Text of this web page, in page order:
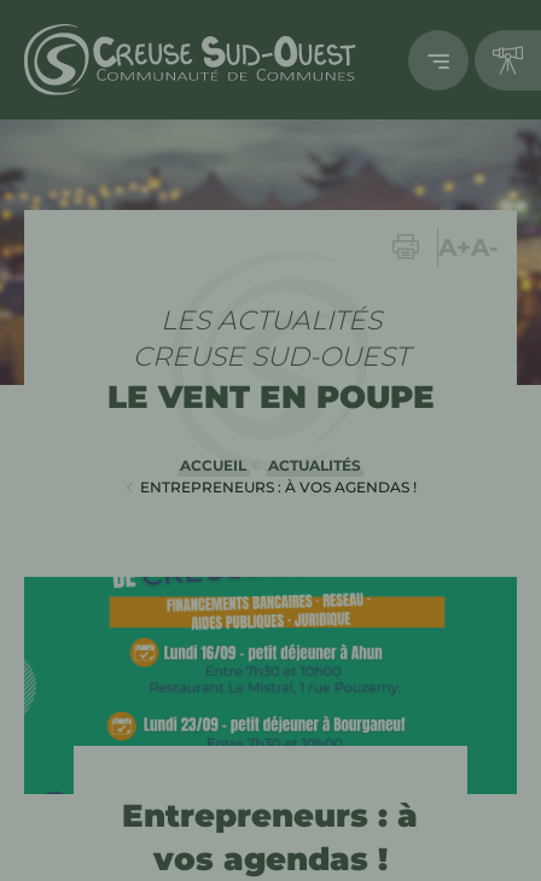
Imprimer
A+A-
LES ACTUALITÉS
CREUSE SUD-OUEST
LE VENT EN POUPE
ACCUEIL
ACTUALITÉS
EN COURS :
ENTREPRENEURS : À VOS AGENDAS !
Entrepreneurs : à
vos agendas !